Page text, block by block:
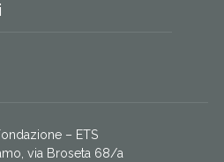
– ETS
via Broseta 68/a